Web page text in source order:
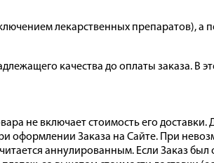
лекарственных препаратов), а
качества до оплаты заказа. В
не включает стоимость его
оформлении Заказа на Сайте. При
аннулированным. Если Заказ